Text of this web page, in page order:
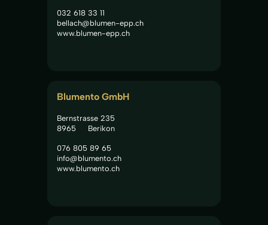
032 618 33 11
bellach@blumen-epp.ch
www.blumen-epp.ch
Blumento GmbH
Bernstrasse 235
8965
Berikon
076 805 89 65
info@blumento.ch
www.blumento.ch